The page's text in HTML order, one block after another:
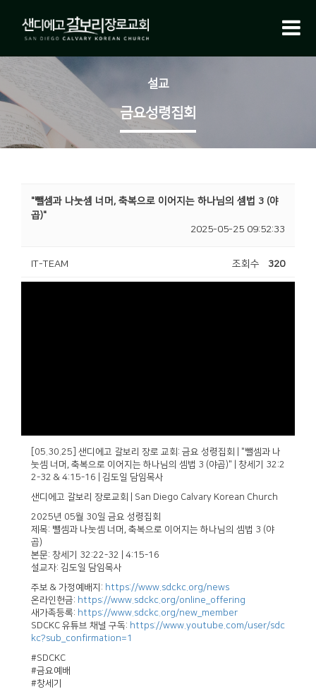
설교
금요성령집회
"뺄셈과 나눗셈 너머, 축복으로 이어지는 하나님의 셈법 3 (야
곱)"
2025-05-25 09:52:33
IT-TEAM 조회수 320
[05.30.25] 샌디에고 갈보리 장로 교회: 금요 성령집회 | "뺄셈과 나
눗셈 너머, 축복으로 이어지는 하나님의 셈법 3 (야곱)" | 창세기 32:2
2-32 & 4:15-16 | 김도일 담임목사
샌디에고 갈보리 장로교회 | San Diego Calvary Korean Church
2025년 05월 30일 금요 성령집회
제목: 뺄셈과 나눗셈 너머, 축복으로 이어지는 하나님의 셈법 3 (야
곱)
본문: 창세기 32:22-32 | 4:15-16
설교자: 김도일 담임목사
주보 & 가정예배지: https://www.sdckc.org/news
온라인헌금: https://www.sdckc.org/online_offering
새가족등록: https://www.sdckc.org/new_member
SDCKC 유튜브 채널 구독: https://www.youtube.com/user/sdc
kc?sub_confirmation=1
#SDCKC
#금요예배
#창세기